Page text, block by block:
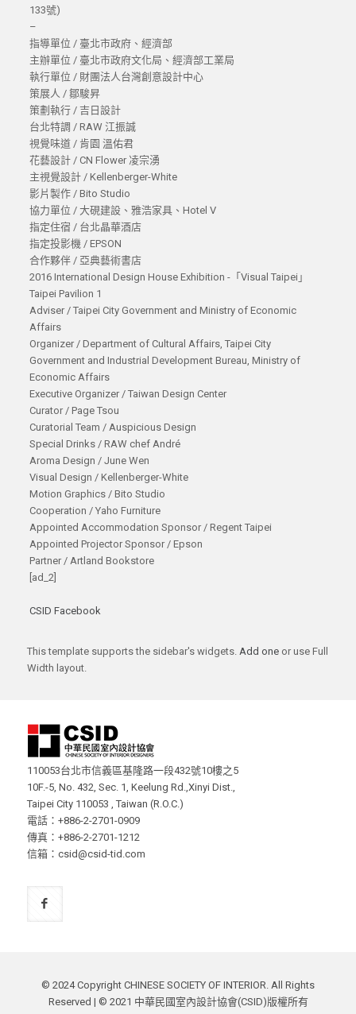
133號)
–
指導單位 / 臺北市政府、經濟部
主辦單位 / 臺北市政府文化局、經濟部工業局
執行單位 / 財團法人台灣創意設計中心
策展人 / 鄒駿昇
策劃執行 / 吉日設計
台北特調 / RAW 江振誠
視覺味道 / 肯園 溫佑君
花藝設計 / CN Flower 凌宗湧
主視覺設計 / Kellenberger-White
影片製作 / Bito Studio
協力單位 / 大硯建設、雅浩家具、Hotel V
指定住宿 / 台北晶華酒店
指定投影機 / EPSON
合作夥伴 / 亞典藝術書店
2016 International Design House Exhibition -「Visual Taipei」
Taipei Pavilion 1
Adviser / Taipei City Government and Ministry of Economic
Affairs
Organizer / Department of Cultural Affairs, Taipei City
Government and Industrial Development Bureau, Ministry of
Economic Affairs
Executive Organizer / Taiwan Design Center
Curator / Page Tsou
Curatorial Team / Auspicious Design
Special Drinks / RAW chef André
Aroma Design / June Wen
Visual Design / Kellenberger-White
Motion Graphics / Bito Studio
Cooperation / Yaho Furniture
Appointed Accommodation Sponsor / Regent Taipei
Appointed Projector Sponsor / Epson
Partner / Artland Bookstore
[ad_2]
CSID Facebook
This template supports the sidebar's widgets. Add oneor use Full
Width layout.
110053台北市信義區基隆路一段432號10樓之5
10F.-5, No. 432, Sec. 1, Keelung Rd.,Xinyi Dist.,
Taipei City 110053 , Taiwan (R.O.C.)
電話：+886-2-2701-0909
傳真：+886-2-2701-1212
信箱：csid@csid-tid.com
© 2024 Copyright CHINESE SOCIETY OF INTERIOR. All Rights
Reserved | © 2021 中華民國室內設計協會(CSID)版權所有